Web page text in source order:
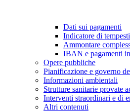
Dati sui pagamenti
Indicatore di
Ammontare
IBAN e pagamenti
Opere pubbliche
Pianificazione e governo
Informazioni ambientali
Strutture sanitarie provate
Interventi straordinari e di
Altri contenuti